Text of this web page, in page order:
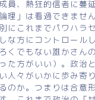
員、熱狂的信者に蔓
理」は看過できませ
にこれまでパワハラ
な方にコントロール
くでもない誰かさん
た方がいい）。政治と
人々がいかに歩み寄
のか。つまりは合意